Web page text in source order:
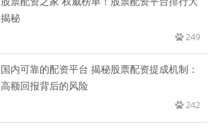
揭秘
249
国内可靠的配资平台 揭秘股票配资提成机制：
高额回报背后的风险
242